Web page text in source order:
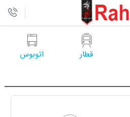
قطار اتوبوس